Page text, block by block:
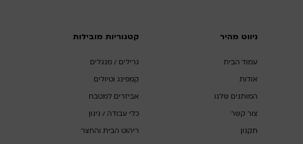
ניווט מהיר
עמוד הבית
אודות
המותגים שלנו
צור קשר
תקנון
קטגוריות מובילות
גרילים / מנגלים
קמפינג וטיולים
אביזרים למטבח
כלי עבודה / גינון
ריהוט הבית והחצר